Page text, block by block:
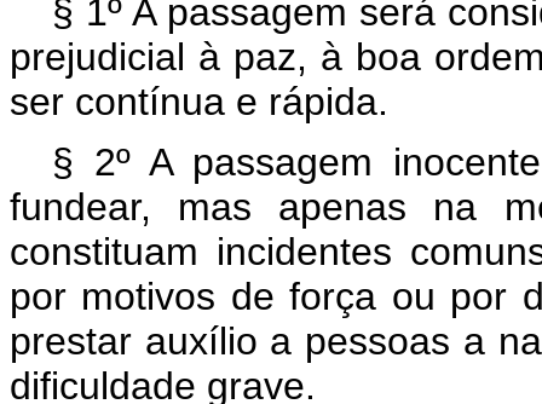
§ 1º A passagem será
prejudicial à paz, à boa
ser contínua e rápida.
§ 2º A passagem
fundear, mas apenas na
constituam incidentes
por motivos de força ou por
prestar auxílio a pessoas a
dificuldade grave.